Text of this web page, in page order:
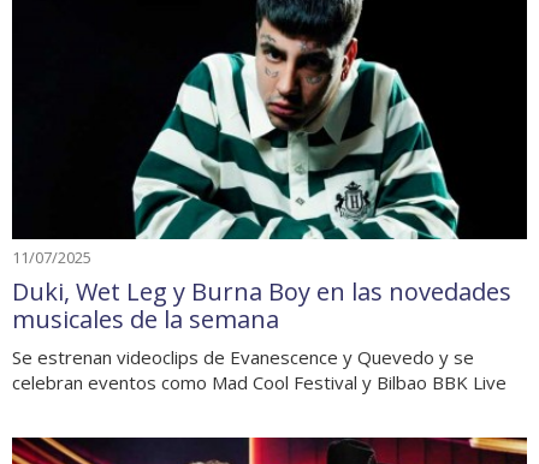
11/07/2025
Duki, Wet Leg y Burna Boy en las novedades
musicales de la semana
Se estrenan videoclips de Evanescence y Quevedo y se
celebran eventos como Mad Cool Festival y Bilbao BBK Live